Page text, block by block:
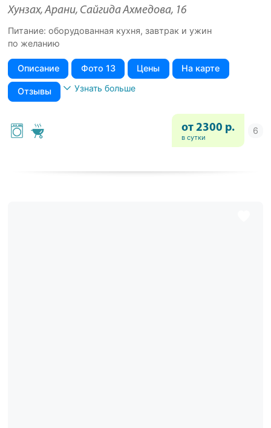
Хунзах, Арани, Сайгида Ахмедова, 16
Питание: оборудованная кухня, завтрак и ужин
по желанию
Описание Фото 13 Цены На карте
Отзывы Узнать больше
от 2300 р.
в сутки